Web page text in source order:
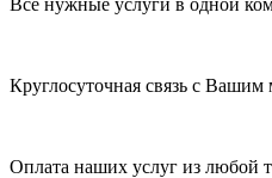
Круглосуточная связь с
Оплата наших услуг из любой